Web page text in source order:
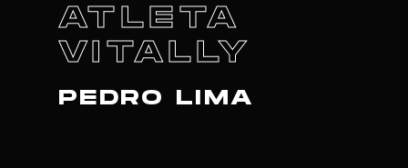
ATLETA
VITALLY
PEDRO LIMA